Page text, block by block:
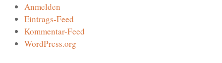
Anmelden
Eintrags-Feed
Kommentar-Feed
WordPress.org